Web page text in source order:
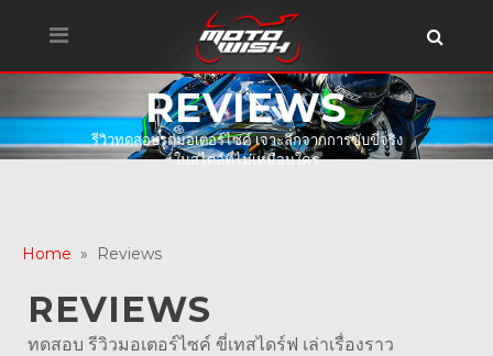
REVIEWS
รีวิวทดสอบรถมอเตอร์ไซค์ เจาะลึกจากการขับขี่จริง
ในสไตล์ที่ไม่เหมือนใคร
Home » Reviews
REVIEWS
ทดสอบ รีวิวมอเตอร์ไซค์ ขี่เทสไดร์ฟ เล่าเรื่องราว